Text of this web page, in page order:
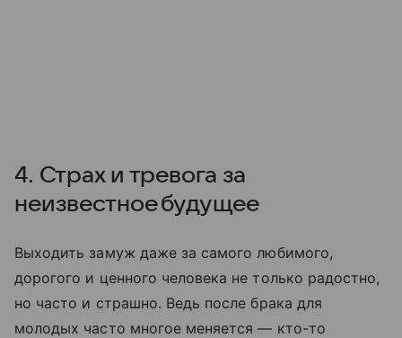
4. Страх и тревога за
неизвестное будущее
Выходить замуж даже за самого любимого,
дорогого и ценного человека не только радостно,
но часто и страшно. Ведь после брака для
молодых часто многое меняется — кто-то